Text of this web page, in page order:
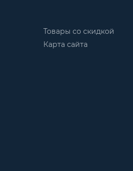
Товары со скидкой
Карта сайта